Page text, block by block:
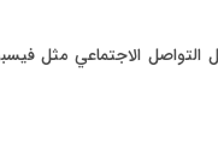
الاجتماعي مثل